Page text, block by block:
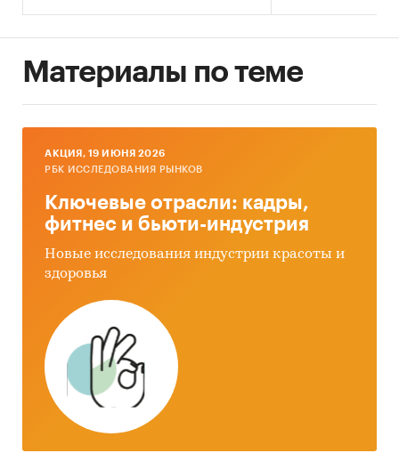
Материалы по теме
AКЦИЯ, 19 ИЮНЯ 2026
РБК ИССЛЕДОВАНИЯ РЫНКОВ
Ключевые отрасли: кадры,
фитнес и бьюти-индустрия
Новые исследования индустрии красоты и
здоровья